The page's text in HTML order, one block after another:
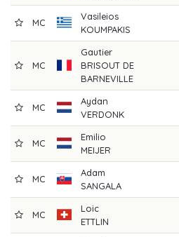
MC
Vasileios
KOUMPAKIS
MC
Gautier
BRISOUT DE
BARNEVILLE
MC
Aydan
VERDONK
MC
Emilio
MEIJER
MC
Adam
SANGALA
MC
Loic
ETTLIN